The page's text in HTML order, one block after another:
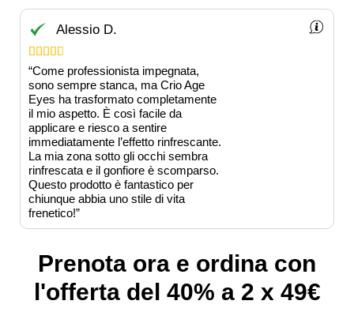
Alessio D.
    
“Come professionista impegnata,
sono sempre stanca, ma Crio Age
Eyes ha trasformato completamente
il mio aspetto. È così facile da
applicare e riesco a sentire
immediatamente l’effetto rinfrescante.
La mia zona sotto gli occhi sembra
rinfrescata e il gonfiore è scomparso.
Questo prodotto è fantastico per
chiunque abbia uno stile di vita
frenetico!”
Prenota ora e ordina con
l'offerta del 40% a 2 x 49€